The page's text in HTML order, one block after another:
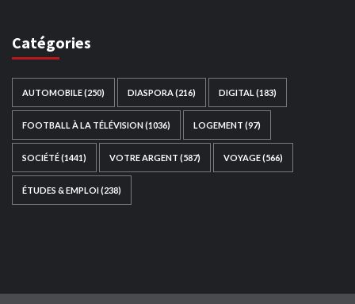
Catégories
AUTOMOBILE(250) DIASPORA(216) DIGITAL (183)
FOOTBALL À LA TÉLÉVISION(1036) LOGEMENT (97)
SOCIÉTÉ(1441) VOTRE ARGENT (587) VOYAGE(566)
ÉTUDES & EMPLOI(238)